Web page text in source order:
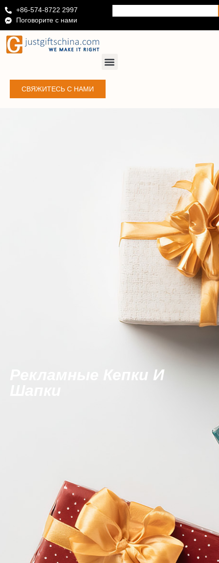
+86-574-8722 2997
Поговорите с нами
СВЯЖИТЕСЬ С НАМИ
Рекламные Кепки И